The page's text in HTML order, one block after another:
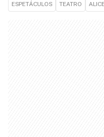
ESPETÁCULOS TEATRO